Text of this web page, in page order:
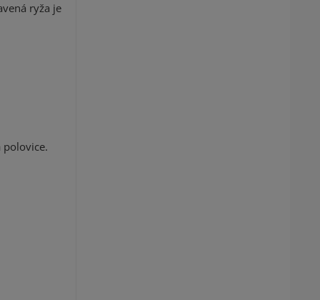
ryža je
polovice.